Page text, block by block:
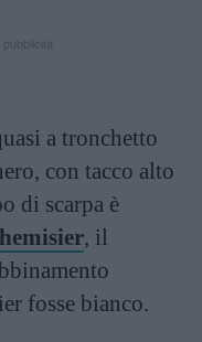
a tronchetto
con tacco alto
di scarpa è
, il
fosse bianco.